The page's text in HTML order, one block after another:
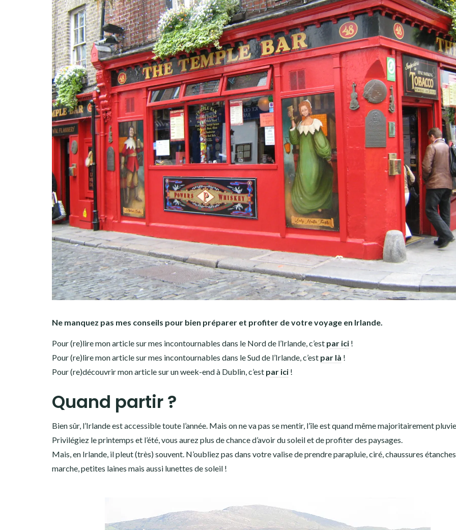
Ne manquez pas mes conseils pour bien préparer et profiter de votre voyage en Irlande.
Pour (re)lire mon article sur mes incontournables dans le Nord de l’Irlande, c’est par ici !
Pour (re)lire mon article sur mes incontournables dans le Sud de l’Irlande, c’est par là !
Pour (re)découvrir mon article sur un week-end à Dublin, c’est par ici !
Quand partir ?
Bien sûr, l’Irlande est accessible toute l’année. Mais on ne va pas se mentir, l’île est quand même majoritairement
Privilégiez le printemps et l’été, vous aurez plus de chance d’avoir du soleil et de profiter des paysages.
Mais, en Irlande, il pleut (très) souvent. N’oubliez pas dans votre valise de prendre parapluie, ciré, chaussures
marche, petites laines mais aussi lunettes de soleil !